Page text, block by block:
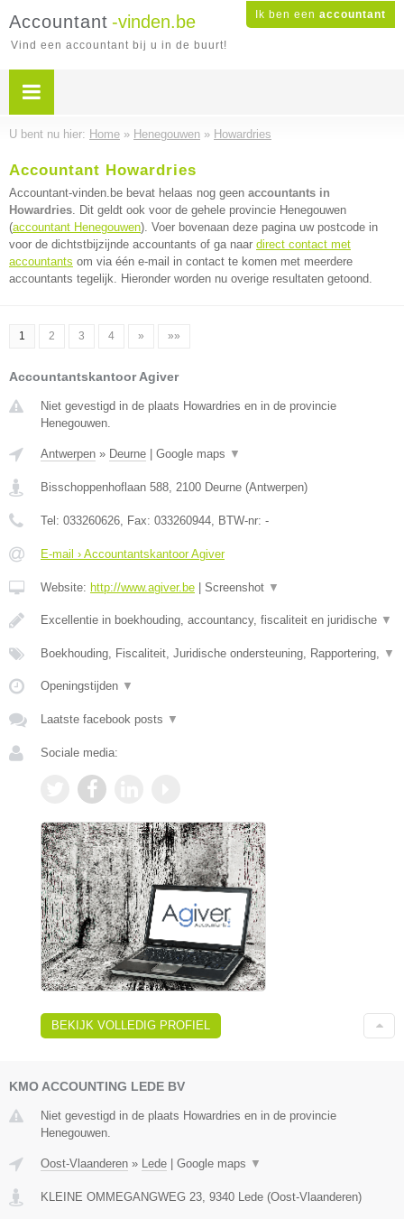
Ik ben een accountant
Accountant -vinden.be
Vind een accountant bij u in de buurt!
U bent nu hier: Home » Henegouwen » Howardries
Accountant Howardries
Accountant-vinden.be bevat helaas nog geen accountants in
Howardries. Dit geldt ook voor de gehele provincie Henegouwen
(accountant Henegouwen). Voer bovenaan deze pagina uw postcode in
voor de dichtstbijzijnde accountants of ga naar direct contact met
accountants om via één e-mail in contact te komen met meerdere
accountants tegelijk. Hieronder worden nu overige resultaten getoond.
1 2 3 4 » »»
Accountantskantoor Agiver
Niet gevestigd in de plaats Howardries en in de provincie
Henegouwen.
Antwerpen » Deurne Google maps ▼
Bisschoppenhoflaan 588, 2100 Deurne (Antwerpen)
Tel: 033260626, Fax: 033260944, BTW-nr: -
E-mail › Accountantskantoor Agiver
Website: http://www.agiver.be Screenshot ▼
Excellentie in boekhouding, accountancy, fiscaliteit en juridische ▼
Boekhouding, Fiscaliteit, Juridische ondersteuning, Rapportering, ▼
Openingstijden ▼
Laatste facebook posts ▼
Sociale media:
BEKIJK VOLLEDIG PROFIEL
KMO ACCOUNTING LEDE BV
Niet gevestigd in de plaats Howardries en in de provincie
Henegouwen.
Oost-Vlaanderen » Lede | Google maps ▼
KLEINE OMMEGANGWEG 23 9340 Lede (Oost-Vlaanderen)